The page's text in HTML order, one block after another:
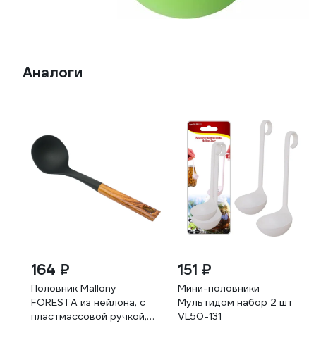
Аналоги
164 ₽
Половник Mallony
FORESTA из нейлона, с
пластмассовой ручкой,
151 ₽
Мини-половники
Мультидом набор 2 шт
VL50-131